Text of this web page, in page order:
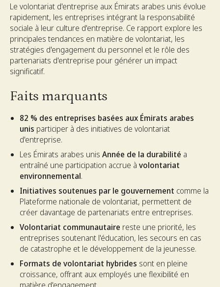
Le volontariat d'entreprise aux Émirats arabes unis évolue
rapidement, les entreprises intégrant la responsabilité
sociale à leur culture d'entreprise. Ce rapport explore les
principales tendances en matière de volontariat, les
stratégies d'engagement du personnel et le rôle des
partenariats d'entreprise pour générer un impact
significatif.
Faits marquants
82 % des entreprises basées aux Émirats arabes
unis participer à des initiatives de volontariat
d'entreprise.
Les Émirats arabes unis Année de la durabilité a
entraîné une participation accrue à volontariat
environnemental.
Initiatives soutenues par le gouvernement comme la
Plateforme nationale de volontariat, permettent de
créer davantage de partenariats entre entreprises.
Volontariat communautaire reste une priorité, les
entreprises soutenant l'éducation, les secours en cas
de catastrophe et le développement de la jeunesse.
Formats de volontariat hybrides sont en pleine
croissance, offrant aux employés une flexibilité en
matière d'engagement.